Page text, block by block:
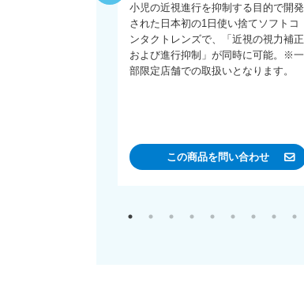
小児の近視進行を抑制する目的で開発
された日本初の1日使い捨てソフトコ
ンタクトレンズで、「近視の視力補正
および進行抑制」が同時に可能。※一
部限定店舗での取扱いとなります。
この商品を問い合わせ